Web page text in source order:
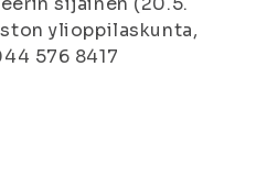
ylioppilaskunta,
576 8417